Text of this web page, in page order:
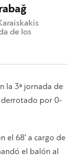
de los
la 3ª jornada de
derrotado por 0-
el 68′ a cargo de
el balón al